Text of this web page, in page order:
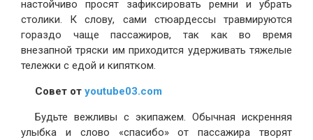
настойчиво просят зафиксировать ремни и убрать
столики. К слову, сами стюардессы травмируются
гораздо чаще пассажиров, так как во время
внезапной тряски им приходится удерживать тяжелые
тележки с едой и кипятком.
Совет от youtube03.com
Будьте вежливы с экипажем. Обычная искренняя
улыбка и слово «спасибо» от пассажира творят